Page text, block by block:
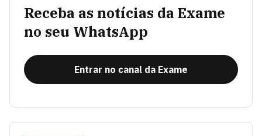
Receba as notícias da Exame
no seu WhatsApp
Entrar no canal da Exame